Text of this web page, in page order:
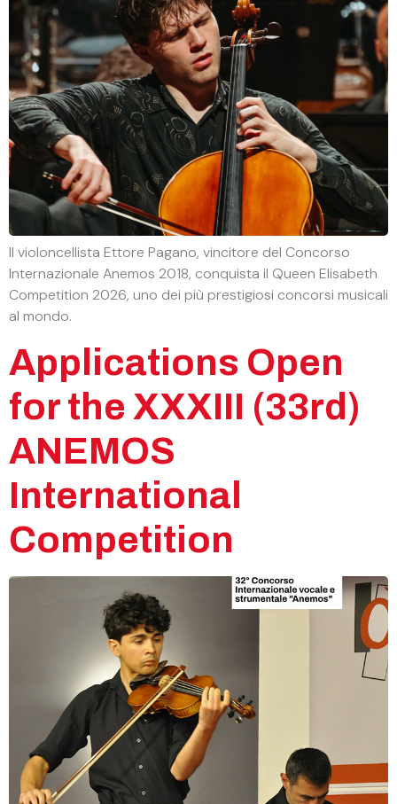
Il violoncellista Ettore Pagano, vincitore del Concorso
Internazionale Anemos 2018, conquista il Queen Elisabeth
Competition 2026, uno dei più prestigiosi concorsi musicali
al mondo.
Applications Open
for the XXXIII (33rd)
ANEMOS
International
Competition